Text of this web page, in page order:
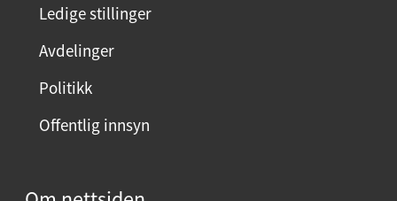
Ledige stillinger
Avdelinger
Politikk
Offentlig innsyn